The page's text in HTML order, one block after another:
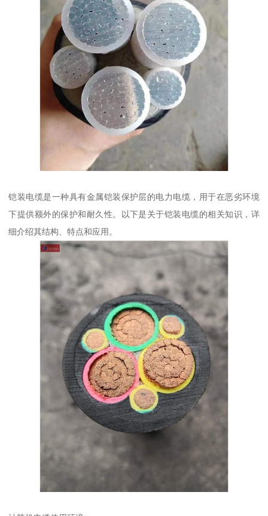
铠装电缆是一种具有金属铠装保护层的电力电缆，用于在恶劣环境
下提供额外的保护和耐久性。以下是关于铠装电缆的相关知识，详
细介绍其结构、特点和应用。